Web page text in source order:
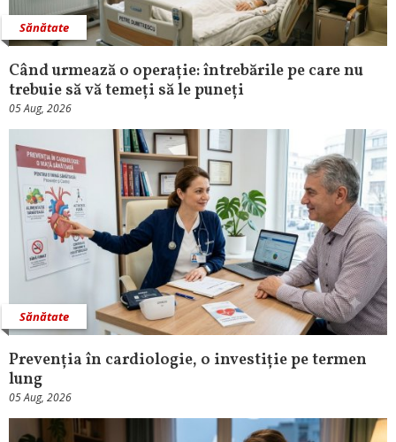
Sănătate
Când urmează o operație: întrebările pe care nu
trebuie să vă temeți să le puneți
05 Aug, 2026
Sănătate
Prevenția în cardiologie, o investiție pe termen
lung
05 Aug, 2026